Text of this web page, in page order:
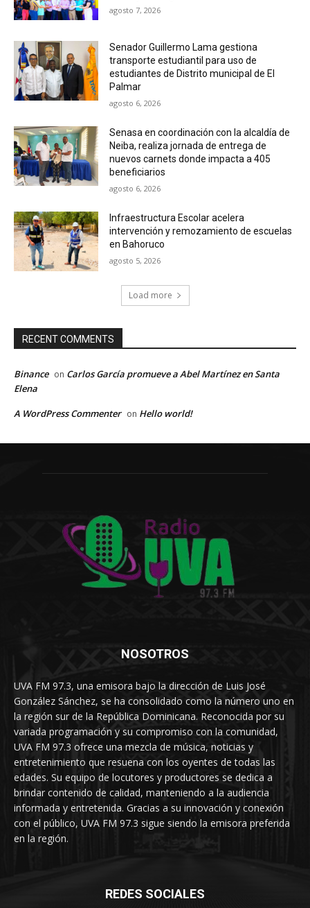
agosto 7, 2026
Senador Guillermo Lama gestiona
transporte estudiantil para uso de
estudiantes de Distrito municipal de El
Palmar
agosto 6, 2026
Senasa en coordinación con la alcaldía de
Neiba, realiza jornada de entrega de
nuevos carnets donde impacta a 405
beneficiarios
agosto 6, 2026
Infraestructura Escolar acelera
intervención y remozamiento de escuelas
en Bahoruco
agosto 5, 2026
Load more
RECENT COMMENTS
Binance on Carlos García promueve a Abel Martínez en Santa
Elena
A WordPress Commenter on Hello world!
NOSOTROS
UVA FM 97.3, una emisora bajo la dirección de Luis José
González Sánchez, se ha consolidado como la número uno en
la región sur de la República Dominicana. Reconocida por su
variada programación y su compromiso con la comunidad,
UVA FM 97.3 ofrece una mezcla de música, noticias y
entretenimiento que resuena con los oyentes de todas las
edades. Su equipo de locutores y productores se dedica a
brindar contenido de calidad, manteniendo a la audiencia
informada y entretenida. Gracias a su innovación y conexión
con el público, UVA FM 97.3 sigue siendo la emisora preferida
en la región.
REDES SOCIALES